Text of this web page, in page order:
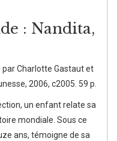
: Nandita,
par Charlotte Gastaut et
2006, c2005. 59 p.
un enfant relate sa
mondiale. Sous ce
ans, témoigne de sa